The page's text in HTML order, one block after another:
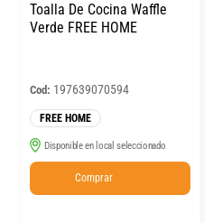
Toalla De Cocina Waffle
Verde FREE HOME
Cod: 197639070594
FREE HOME
Disponible en local seleccionado
Comprar